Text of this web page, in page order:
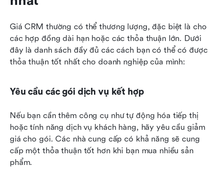
Giá CRM thường có thể thương lượng, đặc biệt là cho
các hợp đồng dài hạn hoặc các thỏa thuận lớn. Dưới
đây là danh sách đầy đủ các cách bạn có thể có được
thỏa thuận tốt nhất cho doanh nghiệp của mình:
Yêu cầu các gói dịch vụ kết hợp
Nếu bạn cần thêm công cụ như tự động hóa tiếp thị
hoặc tính năng dịch vụ khách hàng, hãy yêu cầu giảm
giá cho gói. Các nhà cung cấp có khả năng sẽ cung
cấp một thỏa thuận tốt hơn khi bạn mua nhiều sản
phẩm.